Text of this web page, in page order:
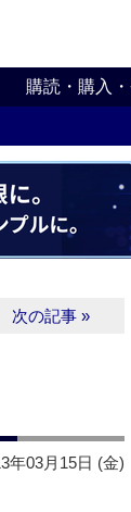
購読・購入
次の記事 »
年03月15日 (金)